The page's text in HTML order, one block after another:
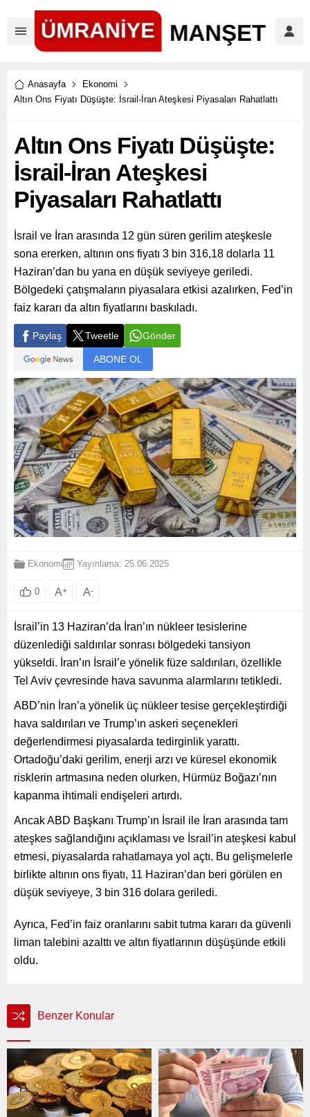
Anasayfa
Ekonomi
Altın Ons Fiyatı Düşüşte: İsrail-İran Ateşkesi Piyasaları Rahatlattı
Altın Ons Fiyatı Düşüşte:
İsrail-İran Ateşkesi
Piyasaları Rahatlattı
İsrail ve İran arasında 12 gün süren gerilim ateşkesle
sona ererken, altının ons fiyatı 3 bin 316,18 dolarla 11
Haziran’dan bu yana en düşük seviyeye geriledi.
Bölgedeki çatışmaların piyasalara etkisi azalırken, Fed’in
faiz kararı da altın fiyatlarını baskıladı.
Paylaş Tweetle Gönder
ABONE OL
Ekonomi Yayınlama: 25.06.2025
0 A+ A-
İsrail’in 13 Haziran’da İran’ın nükleer tesislerine
düzenlediği saldırılar sonrası bölgedeki tansiyon
yükseldi. İran’ın İsrail’e yönelik füze saldırıları, özellikle
Tel Aviv çevresinde hava savunma alarmlarını tetikledi.
ABD’nin İran’a yönelik üç nükleer tesise gerçekleştirdiği
hava saldırıları ve Trump’ın askeri seçenekleri
değerlendirmesi piyasalarda tedirginlik yarattı.
Ortadoğu’daki gerilim, enerji arzı ve küresel ekonomik
risklerin artmasına neden olurken, Hürmüz Boğazı’nın
kapanma ihtimali endişeleri artırdı.
Ancak ABD Başkanı Trump’ın İsrail ile İran arasında tam
ateşkes sağlandığını açıklaması ve İsrail’in ateşkesi kabul
etmesi, piyasalarda rahatlamaya yol açtı. Bu gelişmelerle
birlikte altının ons fiyatı, 11 Haziran’dan beri görülen en
düşük seviyeye, 3 bin 316 dolara geriledi.
Ayrıca, Fed’in faiz oranlarını sabit tutma kararı da güvenli
liman talebini azalttı ve altın fiyatlarının düşüşünde etkili
oldu.
Benzer Konular